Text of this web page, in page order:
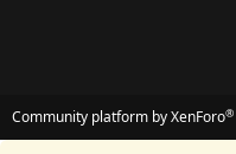
Community platform by XenForo®